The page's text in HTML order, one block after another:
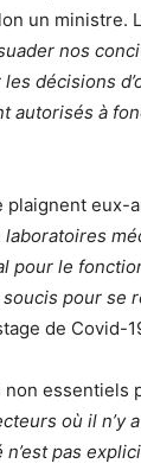
un ministre.
nos
décisions
autorisés à
eux-
pour le
pour se
de Covid-
non
où il n’y
pas